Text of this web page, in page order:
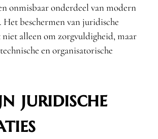
onmisbaar onderdeel van modern
beschermen van juridische
niet alleen om zorgvuldigheid, maar
en organisatorische
juridische